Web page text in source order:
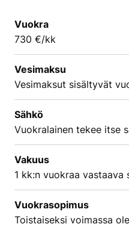
Vuokra
730 €/kk
Vesimaksu
Vesimaksut sisältyvät
Sähkö
Vuokralainen tekee itse
Vakuus
1 kk:n vuokraa vastaava
Vuokrasopimus
Toistaiseksi voimassa